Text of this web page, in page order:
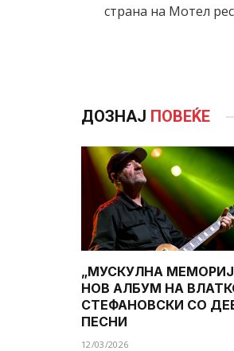
страна на Мотел
ДОЗНАЈ ПОВЕЌЕ
„МУСКУЛНА
НОВ АЛБУМ НА
СТЕФАНОВСКИ СО
ПЕСНИ
12/03/2026